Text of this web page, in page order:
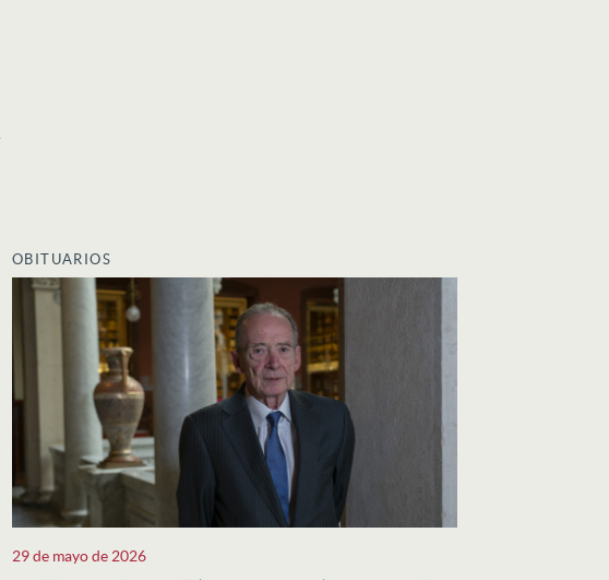
OBITUARIOS
29 de mayo de 2026